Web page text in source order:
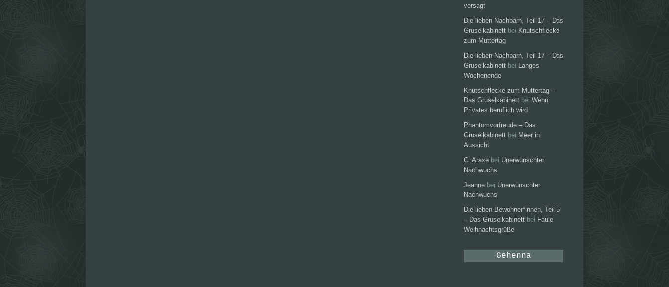
versagt
Die lieben Nachbarn, Teil 17 – Das
Gruselkabinett bei Knutschflecke
zum Muttertag
Die lieben Nachbarn, Teil 17 – Das
Gruselkabinett bei Langes
Wochenende
Knutschflecke zum Muttertag –
Das Gruselkabinett bei Wenn
Privates beruflich wird
Phantomvorfreude – Das
Gruselkabinett bei Meer in
Aussicht
C. Araxe bei Unerwünschter
Nachwuchs
Jeanne bei Unerwünschter
Nachwuchs
Die lieben Bewohner*innen, Teil 5
– Das Gruselkabinett bei Faule
Weihnachtsgrüße
Gehenna